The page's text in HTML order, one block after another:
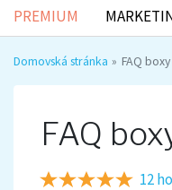
PREMIUM
Domovská stránka FAQ boxy
FAQ
12